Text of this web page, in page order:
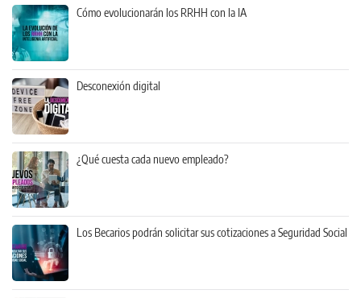
Cómo evolucionarán los RRHH con la IA
Desconexión digital
¿Qué cuesta cada nuevo empleado?
Los Becarios podrán solicitar sus cotizaciones a Seguridad Social